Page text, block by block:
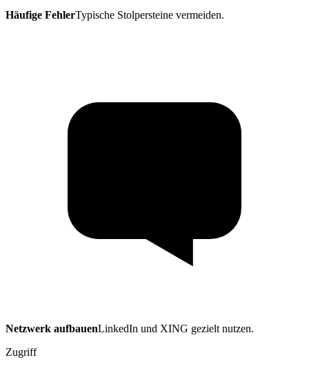
Häufige FehlerTypische Stolpersteine vermeiden.
Netzwerk aufbauenLinkedIn und XING gezielt nutzen.
Zugriff